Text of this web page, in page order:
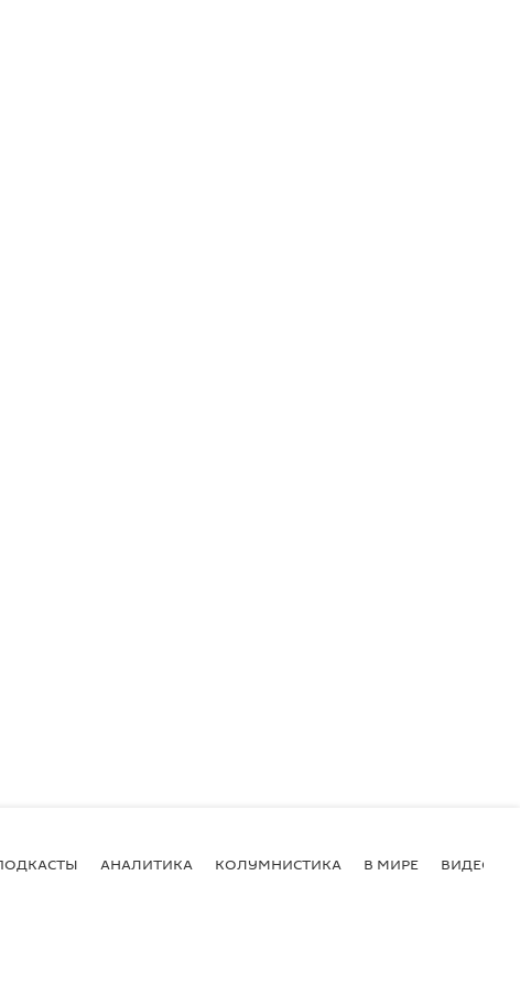
АНАЛИТИКА КОЛУМНИСТИКА В МИРЕ ВИДЕО